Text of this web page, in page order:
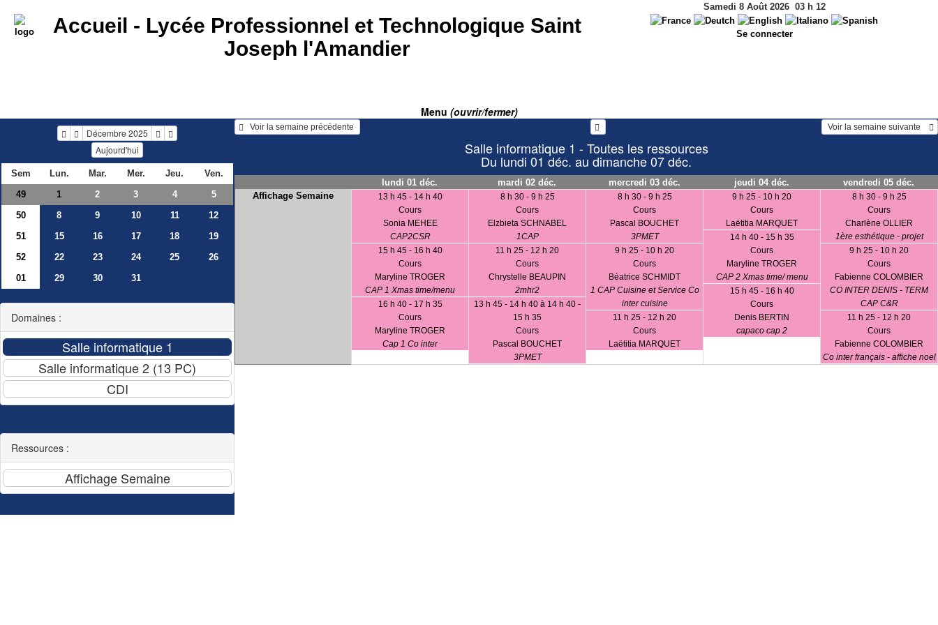
Accueil - Lycée Professionnel et Technologique Saint
Joseph l'Amandier
Samedi 8 Août 2026 03h 12
Se connecter
Menu (ouvrir/fermer)
Décembre 2025
Aujourd'hui
Sem Lun. Mar. Mer. Jeu.
Ven.
49
1 2 3 4
5
50
8 9 10 11
12
51
15 16 17 18
19
52
22 23 24 25
26
01
29 30 31
Domaines :
Ressources :
Voir la semaine suivante
Salle informatique 1 - Toutes les ressources
Du lundi 01 déc. au dimanche 07 déc.
lundi 01 déc. mardi 02 déc. mercredi 03 déc. jeudi 04 déc.
vendredi 05 déc.
Affichage Semaine
13 h 45 - 14 h 40
Cours
Sonia MEHEE
CAP2CSR
15 h 45 - 16 h 40
Cours
Maryline TROGER
CAP 1 Xmas time/menu
16 h 40 - 17 h 35
Cours
Maryline TROGER
Cap 1 Co inter
8 h 30 - 9 h 25
Cours
Elzbieta SCHNABEL
1CAP
11 h 25 - 12 h 20
Cours
Chrystelle BEAUPIN
2mhr2
13 h 45 - 14 h 40 à 14 h 40 -
15 h 35
Cours
Pascal BOUCHET
3PMET
8 h 30 - 9 h 25
Cours
Pascal BOUCHET
3PMET
9 h 25 - 10 h 20
Cours
Béatrice SCHMIDT
1 CAP Cuisine et Service Co
inter cuisine
11 h 25 - 12 h 20
Cours
Laëtitia MARQUET
9 h 25 - 10 h 20
Cours
Laëtitia MARQUET
14 h 40 - 15 h 35
Cours
Maryline TROGER
CAP 2 Xmas time/ menu
15 h 45 - 16 h 40
Cours
Denis BERTIN
capaco cap 2
8 h 30 - 9 h 25
Cours
Charlène OLLIER
1ère esthétique - projet
9 h 25 - 10 h 20
Cours
Fabienne COLOMBIER
CO INTER DENIS - TERM
CAP C&R
11 h 25 - 12 h 20
Cours
Fabienne COLOMBIER
Co inter français - affiche noel